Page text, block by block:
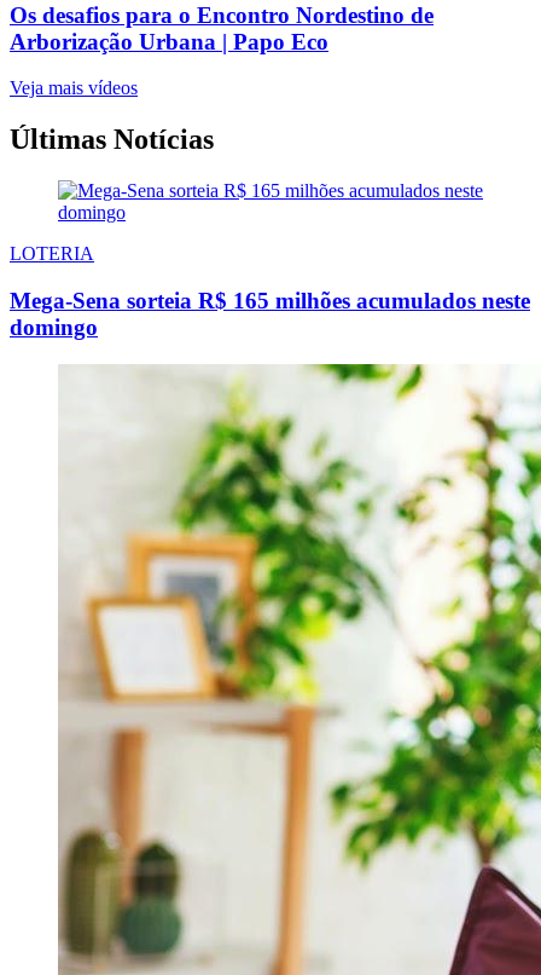
Os desafios para o Encontro Nordestino de
Arborização Urbana | Papo Eco
Veja mais vídeos
Últimas Notícias
LOTERIA
Mega-Sena sorteia R$ 165 milhões acumulados neste
domingo